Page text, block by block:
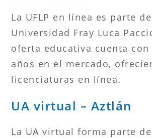
La UFLP en línea es parte
Universidad Fray Luca
oferta educativa cuenta con
años en el mercado,
licenciaturas en línea.
UA virtual – Aztlán
La UA virtual forma parte